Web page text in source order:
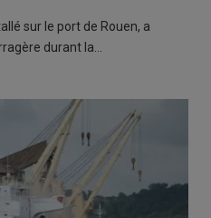
sur le port de Rouen, a
durant la…